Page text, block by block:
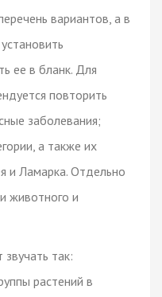
вариантов, а в
ее в бланк. Для
повторить
заболевания;
а также их
и Ламарка. Отдельно
животного и
так:
растений в